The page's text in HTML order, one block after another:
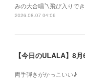
みの大合唱〽飛び入りで
2026.08.07 04:06
【今日のULALA】8月
両手弾きがかっこいい♪